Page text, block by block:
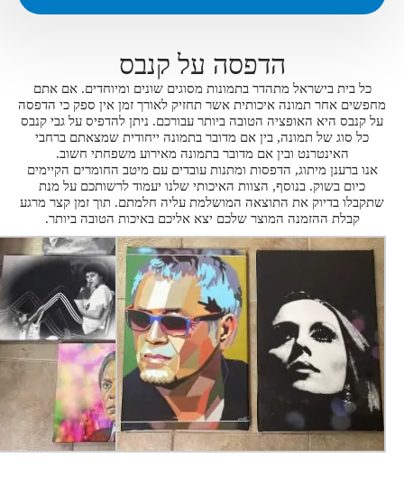
הדפסה על קנבס
כל בית בישראל מתהדר בתמונות מסוגים שונים ומיוחדים. אם אתם
מחפשים אחר תמונה איכותית אשר תחזיק לאורך זמן אין ספק כי הדפסה
על קנבס היא האופציה הטובה ביותר עבורכם. ניתן להדפיס על גבי קנבס
כל סוג של תמונה, בין אם מדובר בתמונה ייחודית שמצאתם ברחבי
האינטרנט ובין אם מדובר בתמונה מאירוע משפחתי חשוב.
אנו ברענן מיתוג, הדפסות ומתנות עובדים עם מיטב החומרים הקיימים
כיום בשוק. בנוסף, הצוות האיכותי שלנו יעמוד לרשותכם על מנת
שתקבלו בדיוק את התוצאה המושלמת עליה חלמתם. תוך זמן קצר מרגע
קבלת ההזמנה המוצר שלכם יצא אליכם באיכות הטובה ביותר.